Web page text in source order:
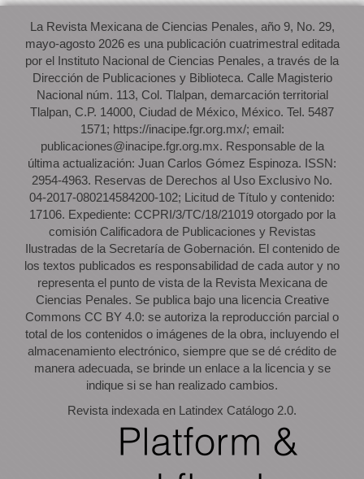
La Revista Mexicana de Ciencias Penales, año 9, No. 29,
mayo-agosto 2026 es una publicación cuatrimestral editada
por el Instituto Nacional de Ciencias Penales, a través de la
Dirección de Publicaciones y Biblioteca. Calle Magisterio
Nacional núm. 113, Col. Tlalpan, demarcación territorial
Tlalpan, C.P. 14000, Ciudad de México, México. Tel. 5487
1571; https://inacipe.fgr.org.mx/; email:
publicaciones@inacipe.fgr.org.mx. Responsable de la
última actualización: Juan Carlos Gómez Espinoza. ISSN:
2954-4963. Reservas de Derechos al Uso Exclusivo No.
04-2017-080214584200-102; Licitud de Título y contenido:
17106. Expediente: CCPRI/3/TC/18/21019 otorgado por la
comisión Calificadora de Publicaciones y Revistas
Ilustradas de la Secretaría de Gobernación. El contenido de
los textos publicados es responsabilidad de cada autor y no
representa el punto de vista de la Revista Mexicana de
Ciencias Penales. Se publica bajo una licencia Creative
Commons CC BY 4.0: se autoriza la reproducción parcial o
total de los contenidos o imágenes de la obra, incluyendo el
almacenamiento electrónico, siempre que se dé crédito de
manera adecuada, se brinde un enlace a la licencia y se
indique si se han realizado cambios.
Revista indexada en Latindex Catálogo 2.0.